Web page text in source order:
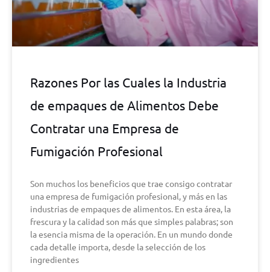
Razones Por las Cuales la Industria
de empaques de Alimentos Debe
Contratar una Empresa de
Fumigación Profesional
Son muchos los beneficios que trae consigo contratar
una empresa de fumigación profesional, y más en las
industrias de empaques de alimentos. En esta área, la
frescura y la calidad son más que simples palabras; son
la esencia misma de la operación. En un mundo donde
cada detalle importa, desde la selección de los
ingredientes